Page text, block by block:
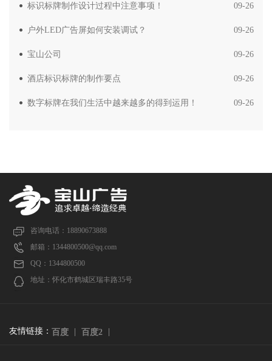
标识标牌制作设计过程中注意事项！ 09-26
户外LED广告屏如何安装调试？ 09-26
宝山公司 09-26
酒店标识标牌的制作要点 09-26
数字标牌在我们生活中越来越多的得到运用！ 09-26
咨询电话：18890673888
邮箱：1344800500@qq.com
QQ：1344800500
地址：怀化市鹤城区瑞丰路35号
友情链接： 百度 百度2